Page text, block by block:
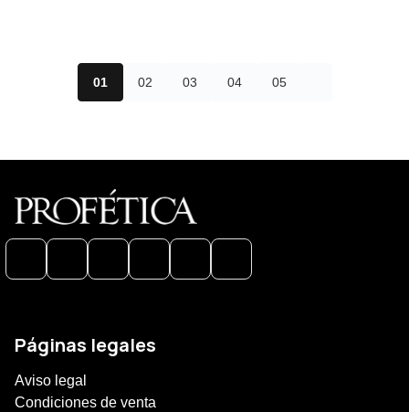
01 02 03 04 05
Páginas legales
Aviso legal
Condiciones de venta